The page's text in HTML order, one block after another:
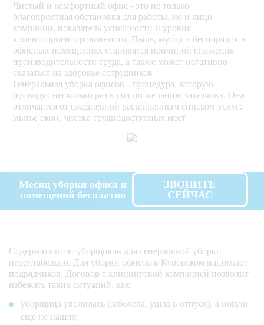
Чистый и комфортный офис - это не только
благоприятная обстановка для работы, но и лицо
компании, показатель успешности и уровня
клиентоориентированности. Пыль, мусор и беспорядок в
офисных помещениях становятся причиной снижения
производительности труда, а также может негативно
сказаться на здоровье сотрудников.
Генеральная уборка офисов - процедура, которую
проводят несколько раз в год по желанию заказчика. Она
отличается от ежедневной расширенным списком услуг:
мытье окон, чистка труднодоступных мест.
Месяц уборки офиса и
помещений бесплатно
ЗВОНИТЕ
СЕЙЧАС
Содержать штат уборщиков для генеральной уборки
нерентабельно. Для уборки офисов в Куровском нанимают
подрядчиков. Договор с клининговой компанией позволит
избежать таких ситуаций, как:
уборщица уволилась (заболела, ушла в отпуск), а новую
еще не нашли;